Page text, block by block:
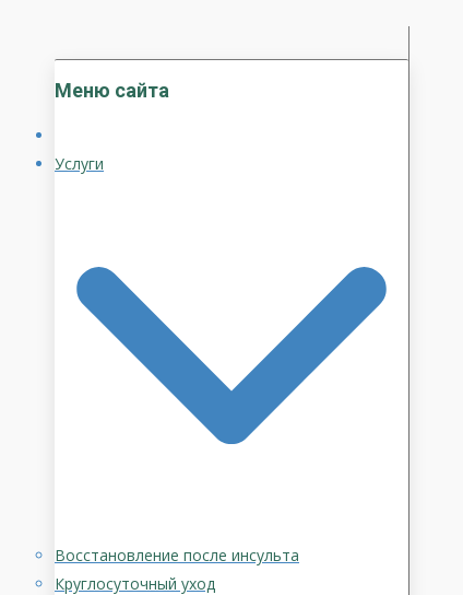
Меню сайта
Услуги
Восстановление после инсульта
Круглосуточный уход